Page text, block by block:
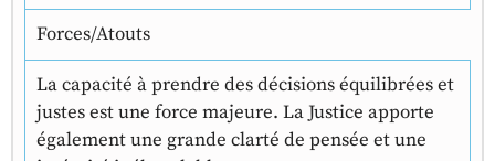
Forces/Atouts
La capacité à prendre des décisions équilibrées et
justes est une force majeure. La Justice apporte
également une grande clarté de pensée et une